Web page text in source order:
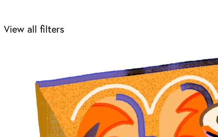
View all filters